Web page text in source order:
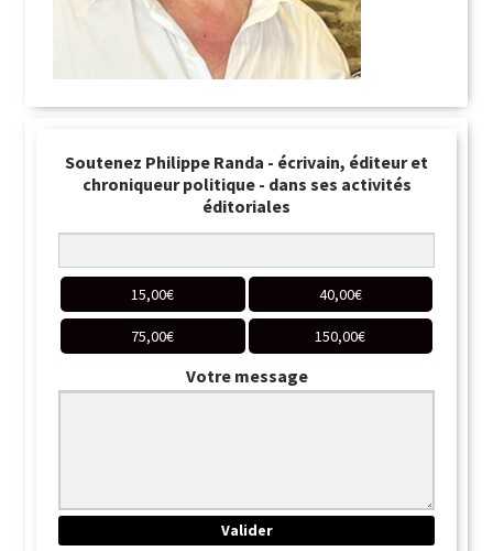
Soutenez Philippe Randa - écrivain, éditeur et
chroniqueur politique - dans ses activités
éditoriales
15,00€ 40,00€
75,00€ 150,00€
Votre message